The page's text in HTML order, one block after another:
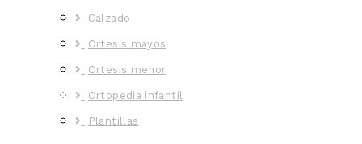
Calzado
Ortesis mayos
Ortesis menor
Ortopedia infantil
Plantillas